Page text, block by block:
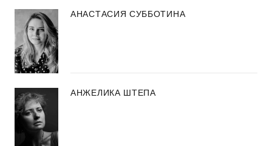
АНАСТАСИЯ СУББОТИНА
АНЖЕЛИКА ШТЕПА